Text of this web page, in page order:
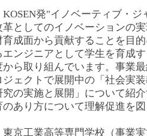
発"イノベーティブ・ジ
革としてのイノベーションの
育成面から貢献することを目
エンジニアとして学生を育成
から取り組んでいます。事業
ジェクトで展開中の「社会実
究の実施と展開」について紹
のあり方について理解促進を
工業高等専門学校（事業実